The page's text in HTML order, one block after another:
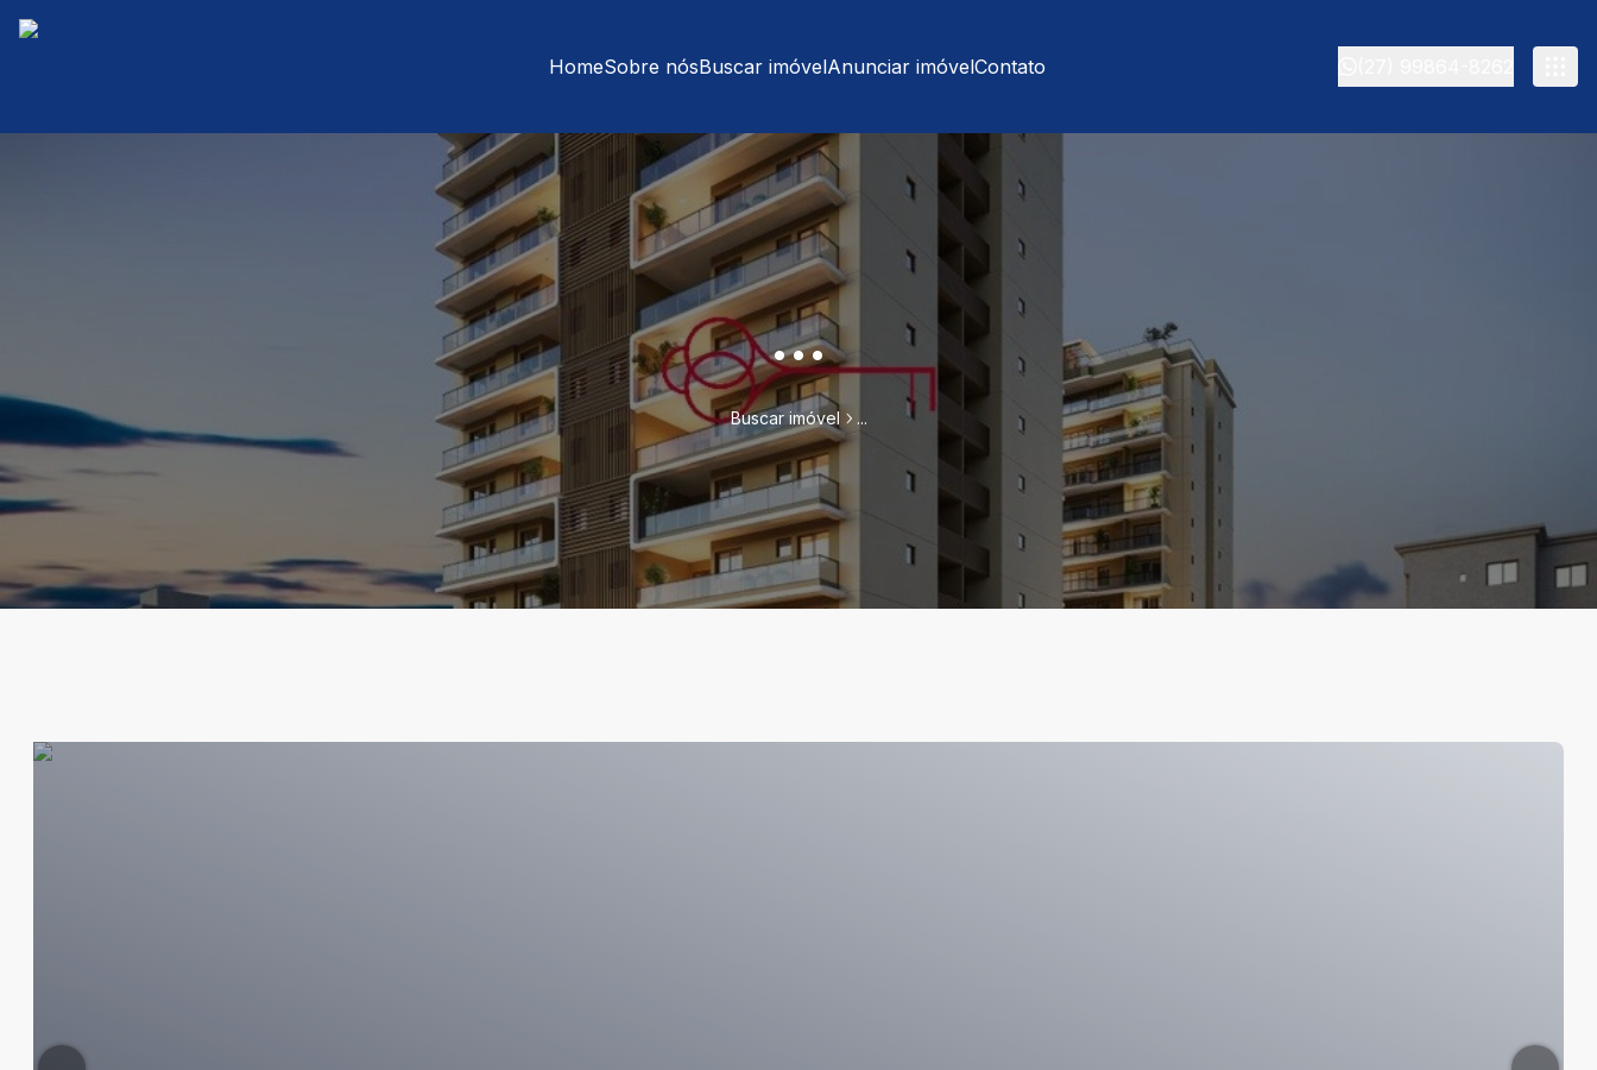
HomeSobre nósBuscar imóvelAnunciar imóvelContato
...
Buscar imóvel ...